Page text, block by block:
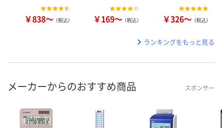
￥838～ （税込） ￥169～ （税込） ￥326～ （税込）
ランキングをもっと見る
メーカーからのおすすめ商品 スポンサー